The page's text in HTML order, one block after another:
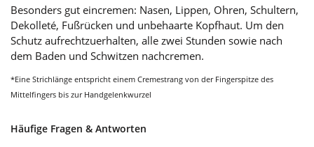
Besonders gut eincremen: Nasen, Lippen, Ohren, Schultern,
Dekolleté, Fußrücken und unbehaarte Kopfhaut. Um den
Schutz aufrechtzuerhalten, alle zwei Stunden sowie nach
dem Baden und Schwitzen nachcremen.
*Eine Strichlänge entspricht einem Cremestrang von der Fingerspitze des
Mittelfingers bis zur Handgelenkwurzel
Häufige Fragen & Antworten